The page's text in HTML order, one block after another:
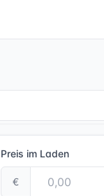
Preis im Laden
€